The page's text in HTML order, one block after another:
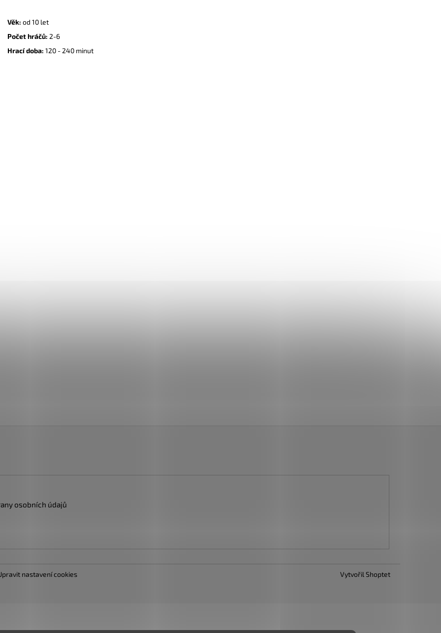
Věk: od 10 let
Počet hráčů: 2-6
Hrací doba: 120 - 240 minut
osobních údajů
Vytvořil Shoptet
nastavení cookies